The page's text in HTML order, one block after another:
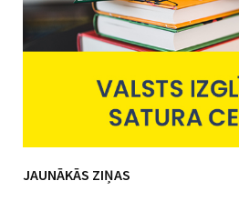
JAUNĀKĀS ZIŅAS